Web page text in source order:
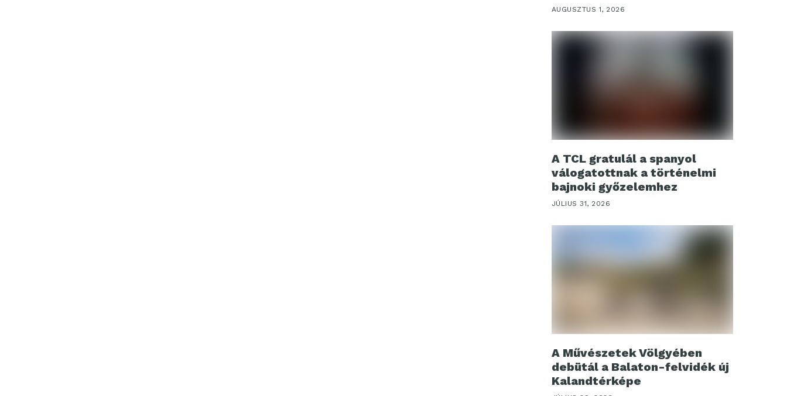
AUGUSZTUS 1, 2026
A TCL gratulál a spanyol
válogatottnak a történelmi
bajnoki győzelemhez
JÚLIUS 31, 2026
A Művészetek Völgyében
debütál a Balaton-felvidék új
Kalandtérképe